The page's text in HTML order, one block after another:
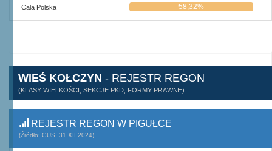
Cała Polska 58,32%
WIEŚ KOŁCZYN - REJESTR REGON
(KLASY WIELKOŚCI, SEKCJE PKD, FORMY PRAWNE)
REJESTR REGON W PIGUŁCE
(Źródło: GUS, 31.XII.2024)